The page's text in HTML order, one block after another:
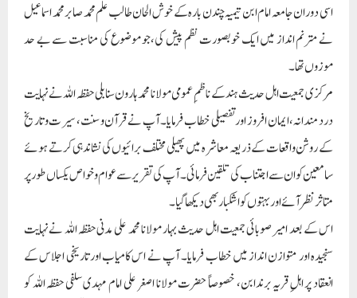
اسی دوران جامعہ امام ابن تیمیہ چندن بارہ کے خوش الحان طالب علم محمد صابر محمد اسماعیل
نے مترنم انداز میں ایک خوبصورت نظم پیش کی،جو موضوع کی مناسبت سے بے حد
موزوں تھا۔
مرکزی جمعیت اہل حدیث ہند کے ناظمِ عمومی مولانا محمد ہارون سنابلی حفظہ اللہ نے نہایت
درد مندانہ، ایمان افروز اور تفصیلی خطاب فرمایا۔ آپ نے قرآن و سنت، سیرت و تاریخ
کے روشن واقعات کے ذریعہ معاشرہ میں پھیلی مختلف برائیوں کی نشاندہی کرتے ہوئے
سامعین کو ان سے اجتناب کی تلقین فرمائی۔آپ کی تقریر سے عوام و خواص یکساں طور پر
متاثر نظر آئے اور بہتوں کو اشکبار بھی دیکھا گیا۔
اس کے بعد امیر صوبائی جمعیت اہل حدیث بہار مولانا محمد علی مدنی حفظہ اللہ نے نہایت
سنجیدہ اور متوازن انداز میں خطاب فرمایا۔ آپ نے اس کامیاب اور تاریخی اجلاس کے
انعقاد پر اہلِ قریہ برندابن، خصوصاً حضرت مولانا اصغر علی امام مہدی سلفی حفظہ اللہ کو